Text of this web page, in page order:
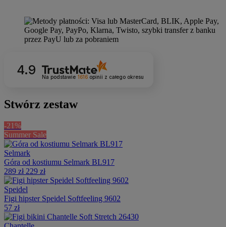
4.9
Na podstawie 1616opinii z całego okresu
Stwórz zestaw
-21%
Summer Sale
Selmark
Góra od kostiumu Selmark BL917
289 zł 229 zł
Speidel
Figi hipster Speidel Softfeeling 9602
57 zł